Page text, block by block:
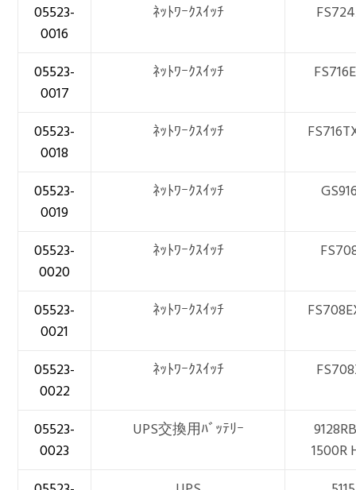
05523-
0016
ﾈｯﾄﾜｰｸｽｲｯﾁ
05523-
0017
ﾈｯﾄﾜｰｸｽｲｯﾁ
05523-
0018
ﾈｯﾄﾜｰｸｽｲｯﾁ
05523-
0019
ﾈｯﾄﾜｰｸｽｲｯﾁ
05523-
0020
ﾈｯﾄﾜｰｸｽｲｯﾁ
05523-
0021
ﾈｯﾄﾜｰｸｽｲｯﾁ
05523-
0022
ﾈｯﾄﾜｰｸｽｲｯﾁ
05523-
0023
UPS交換用ﾊﾞｯﾃﾘｰ
1500R